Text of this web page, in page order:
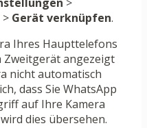
> Gerät verknüpfen.
Ihres Haupttelefons
Zweitgerät angezeigt
nicht automatisch
dass Sie WhatsApp
auf Ihre Kamera
dies übersehen.